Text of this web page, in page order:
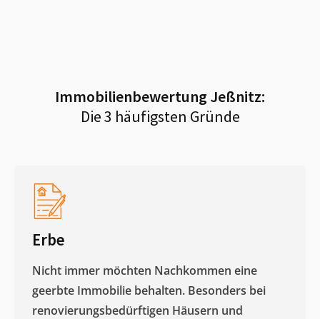
Immobilienbewertung Jeßnitz:
Die 3 häufigsten Gründe
Erbe
Nicht immer möchten Nachkommen eine
geerbte Immobilie behalten. Besonders bei
renovierungsbedürftigen Häusern und